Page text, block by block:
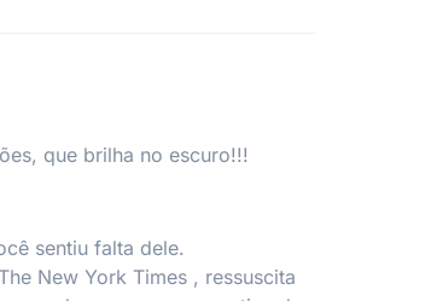
que brilha no escuro!!!
sentiu falta dele.
The New York Times , ressuscita